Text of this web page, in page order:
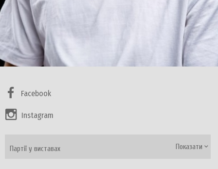
Facebook
Instagram
Партії у виставах Показати